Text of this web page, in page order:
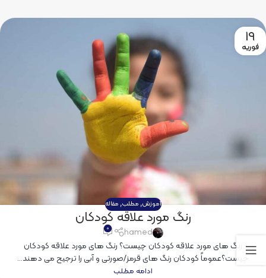
19
فوریه
آموزش, مطلب, مقاله
رنگ مورد علاقه کودکان
hamed ۰
رنگ های مورد علاقه کودکان چیست؟ رنگ های مورد علاقه کودکان
چیست؟عموماً کودکان رنگ های قرمز/صورتی و آبی را ترجیح می دهند...
ادامه مطلب